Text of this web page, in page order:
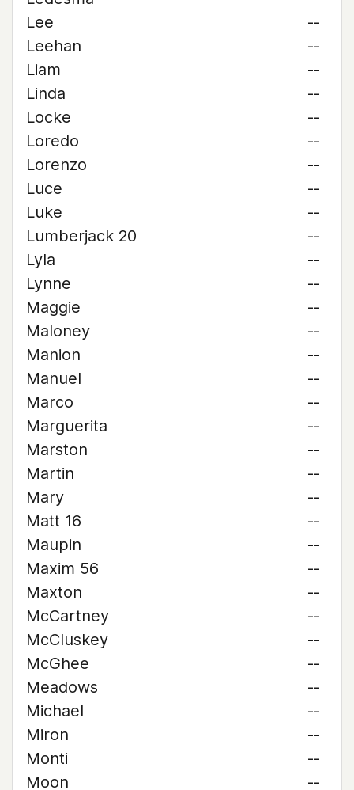
Lee
--
Leehan
--
Liam
--
Linda
--
Locke
--
Loredo
--
Lorenzo
--
Luce
--
Luke
--
Lumberjack 20
--
Lyla
--
Lynne
--
Maggie
--
Maloney
--
Manion
--
Manuel
--
Marco
--
Marguerita
--
Marston
--
Martin
--
Mary
--
Matt 16
--
Maupin
--
Maxim 56
--
Maxton
--
McCartney
--
McCluskey
--
McGhee
--
Meadows
--
Michael
--
Miron
--
Monti
--
Moon
--